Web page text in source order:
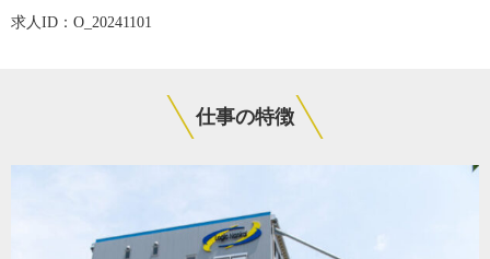
求人ID：O_20241101
仕事の特徴